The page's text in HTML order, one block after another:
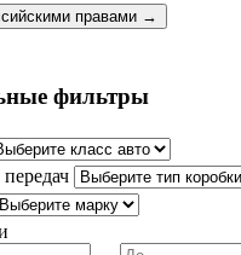
правами →
фильтры